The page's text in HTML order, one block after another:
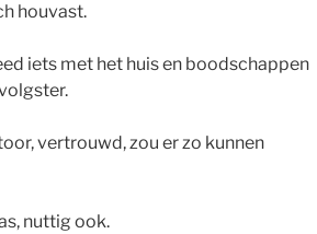
houvast.
iets met het huis en boodschappen
vertrouwd, zou er zo kunnen
nuttig ook.